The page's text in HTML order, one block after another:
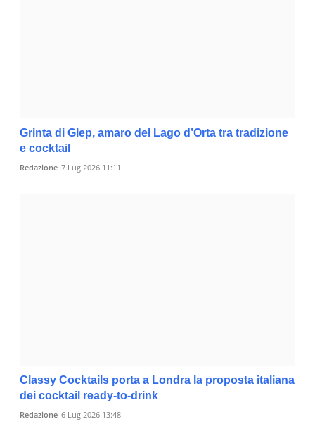
Grinta di Glep, amaro del Lago d’Orta tra tradizione
e cocktail
Redazione 7 Lug 2026 11:11
Classy Cocktails porta a Londra la proposta italiana
dei cocktail ready-to-drink
Redazione 6 Lug 2026 13:48